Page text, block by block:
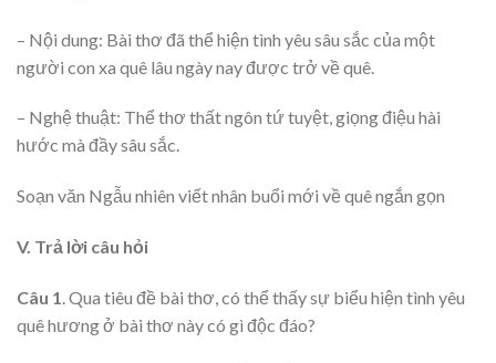
– Nội dung: Bài thơ đã thể hiện tình yêu sâu sắc của một
người con xa quê lâu ngày nay được trở về quê.
– Nghệ thuật: Thể thơ thất ngôn tứ tuyệt, giọng điệu hài
hước mà đầy sâu sắc.
Soạn văn Ngẫu nhiên viết nhân buổi mới về quê ngắn gọn
V. Trả lời câu hỏi
Câu 1. Qua tiêu đề bài thơ, có thể thấy sự biểu hiện tình yêu
quê hương ở bài thơ này có gì độc đáo?